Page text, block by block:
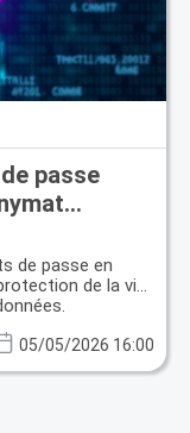
passe
de passe en
de la vie
05/05/2026 16:00